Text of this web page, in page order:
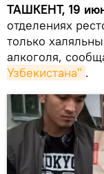
ТАШКЕНТ, 19
отделениях
только
алкоголя,
Узбекистана" .